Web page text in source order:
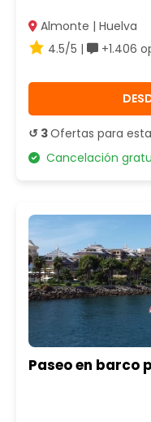
Almonte | Huelva
4.5/5 |
+1.406
↺ 3Ofertas para
Cancelación
Paseo en barco